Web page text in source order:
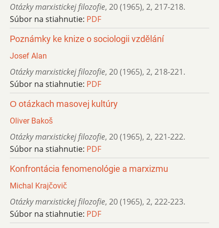
Otázky marxistickej filozofie, 20 (1965), 2, 217-218.
Súbor na stiahnutie: PDF
Poznámky ke knize o sociologii vzdělání
Josef Alan
Otázky marxistickej filozofie, 20 (1965), 2, 218-221.
Súbor na stiahnutie: PDF
О otázkach masovej kultúry
Oliver Bakoš
Otázky marxistickej filozofie, 20 (1965), 2, 221-222.
Súbor na stiahnutie: PDF
Konfrontácia fenomenológie a marxizmu
Michal Krajčovič
Otázky marxistickej filozofie, 20 (1965), 2, 222-223.
Súbor na stiahnutie: PDF